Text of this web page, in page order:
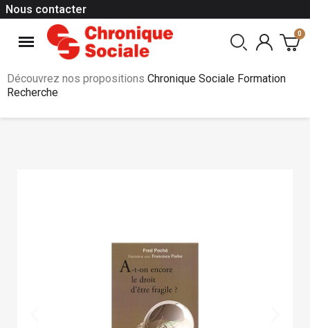
Nous contacter
Découvrez nos propositions Chronique Sociale Formation
Recherche